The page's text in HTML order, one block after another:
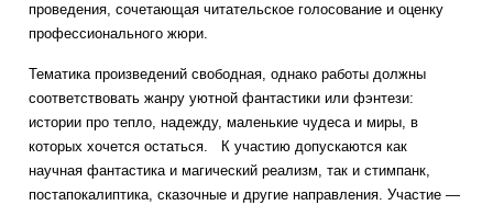
проведения, сочетающая читательское голосование и оценку
профессионального жюри.
Тематика произведений свободная, однако работы должны
соответствовать жанру уютной фантастики или фэнтези:
истории про тепло, надежду, маленькие чудеса и миры, в
которых хочется остаться.
К участию допускаются как
научная фантастика и магический реализм, так и стимпанк,
постапокалиптика, сказочные и другие направления.Участие —